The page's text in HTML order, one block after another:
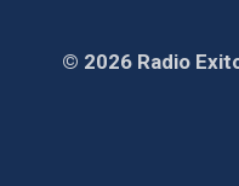
© 2026 Radio